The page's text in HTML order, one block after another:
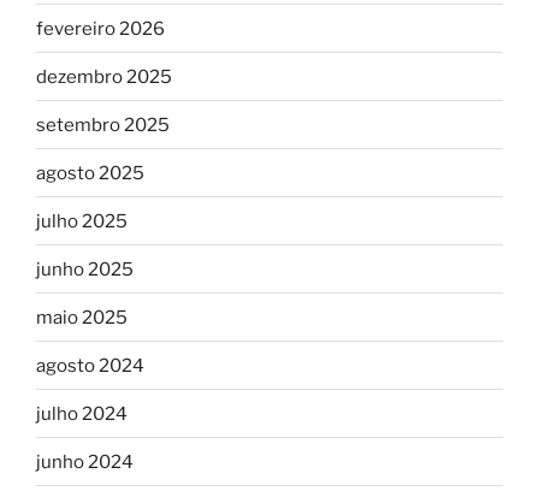
fevereiro 2026
dezembro 2025
setembro 2025
agosto 2025
julho 2025
junho 2025
maio 2025
agosto 2024
julho 2024
junho 2024